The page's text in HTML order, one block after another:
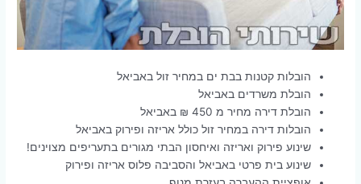
הובלות קטנות בבת ים במחיר זול באביאל
הובלת משרדים באביאל
הובלת דירה מחיר מ 450 ₪ באביאל
הובלות דירה במחיר זול כולל אריזה ופירוק באביאל
שינוע פירוק ואריזה ואיחסון הבתי מגורים בתעריפים מצוינים!
שינוע בית פרטי באביאל והסביבה פלוס אריזה ופירוק